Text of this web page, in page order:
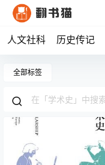
人文社科 历史传记
全部标签